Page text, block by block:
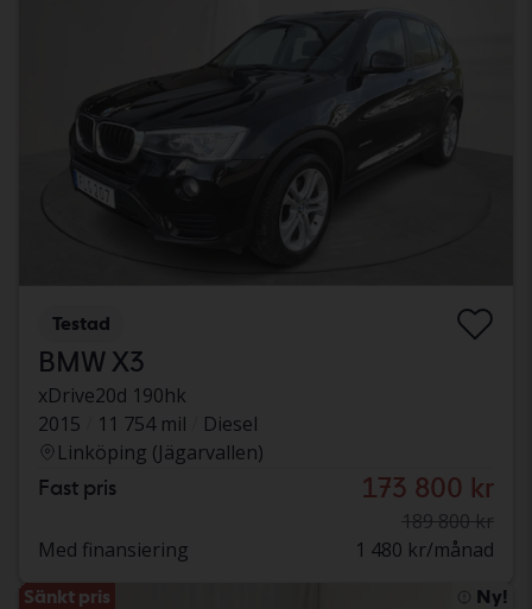
Testad
BMW X3
xDrive20d 190hk
2015
11 754 mil
Diesel
Linköping (Jägarvallen)
Fast pris 173 800 kr
189 800 kr
Med finansiering
1 480 kr/månad
Sänkt pris Ny!